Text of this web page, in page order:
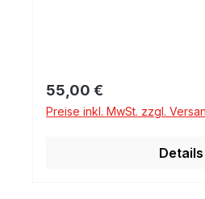
Regulärer Preis:
55,00 €
Preise inkl. MwSt. zzgl.
Details